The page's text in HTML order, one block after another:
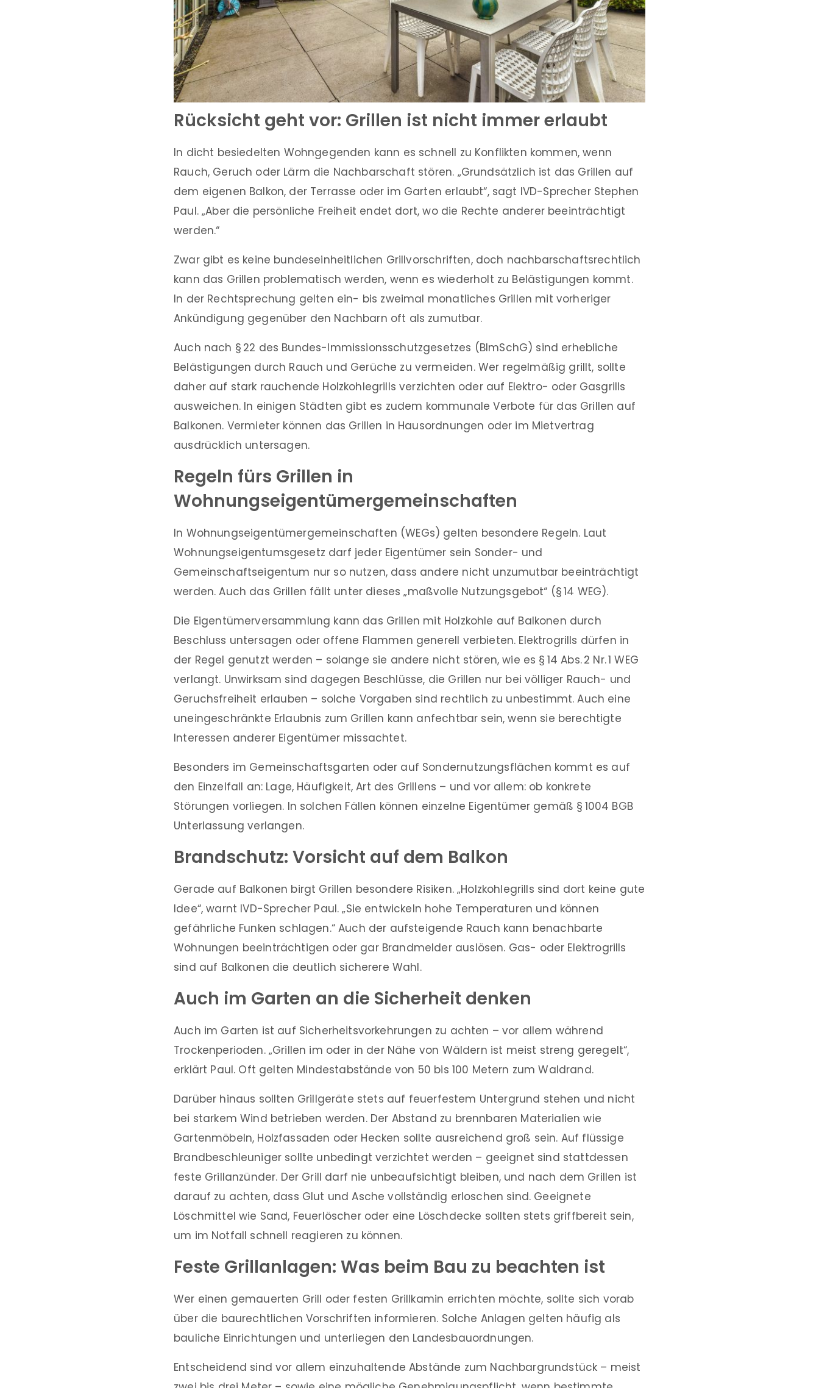
Rücksicht geht vor: Grillen ist nicht immer erlaubt
In dicht besiedelten Wohngegenden kann es schnell zu Konflikten kommen, wenn
Rauch, Geruch oder Lärm die Nachbarschaft stören. „Grundsätzlich ist das Grillen auf
dem eigenen Balkon, der Terrasse oder im Garten erlaubt“, sagt IVD-Sprecher Stephen
Paul. „Aber die persönliche Freiheit endet dort, wo die Rechte anderer beeinträchtigt
werden.“
Zwar gibt es keine bundeseinheitlichen Grillvorschriften, doch nachbarschaftsrechtlich
kann das Grillen problematisch werden, wenn es wiederholt zu Belästigungen kommt.
In der Rechtsprechung gelten ein- bis zweimal monatliches Grillen mit vorheriger
Ankündigung gegenüber den Nachbarn oft als zumutbar.
Auch nach § 22 des Bundes-Immissionsschutzgesetzes (BImSchG) sind erhebliche
Belästigungen durch Rauch und Gerüche zu vermeiden. Wer regelmäßig grillt, sollte
daher auf stark rauchende Holzkohlegrills verzichten oder auf Elektro- oder Gasgrills
ausweichen. In einigen Städten gibt es zudem kommunale Verbote für das Grillen auf
Balkonen. Vermieter können das Grillen in Hausordnungen oder im Mietvertrag
ausdrücklich untersagen.
Regeln fürs Grillen in
Wohnungseigentümergemeinschaften
In Wohnungseigentümergemeinschaften (WEGs) gelten besondere Regeln. Laut
Wohnungseigentumsgesetz darf jeder Eigentümer sein Sonder- und
Gemeinschaftseigentum nur so nutzen, dass andere nicht unzumutbar beeinträchtigt
werden. Auch das Grillen fällt unter dieses „maßvolle Nutzungsgebot“ (§ 14 WEG).
Die Eigentümerversammlung kann das Grillen mit Holzkohle auf Balkonen durch
Beschluss untersagen oder offene Flammen generell verbieten. Elektrogrills dürfen in
der Regel genutzt werden – solange sie andere nicht stören, wie es § 14 Abs. 2 Nr. 1 WEG
verlangt. Unwirksam sind dagegen Beschlüsse, die Grillen nur bei völliger Rauch- und
Geruchsfreiheit erlauben – solche Vorgaben sind rechtlich zu unbestimmt. Auch eine
uneingeschränkte Erlaubnis zum Grillen kann anfechtbar sein, wenn sie berechtigte
Interessen anderer Eigentümer missachtet.
Besonders im Gemeinschaftsgarten oder auf Sondernutzungsflächen kommt es auf
den Einzelfall an: Lage, Häufigkeit, Art des Grillens – und vor allem: ob konkrete
Störungen vorliegen. In solchen Fällen können einzelne Eigentümer gemäß § 1004 BGB
Unterlassung verlangen.
Brandschutz: Vorsicht auf dem Balkon
Gerade auf Balkonen birgt Grillen besondere Risiken. „Holzkohlegrills sind dort keine gute
Idee“, warnt IVD-Sprecher Paul. „Sie entwickeln hohe Temperaturen und können
gefährliche Funken schlagen.“ Auch der aufsteigende Rauch kann benachbarte
Wohnungen beeinträchtigen oder gar Brandmelder auslösen. Gas- oder Elektrogrills
sind auf Balkonen die deutlich sicherere Wahl.
Auch im Garten an die Sicherheit denken
Auch im Garten ist auf Sicherheitsvorkehrungen zu achten – vor allem während
Trockenperioden. „Grillen im oder in der Nähe von Wäldern ist meist streng geregelt“,
erklärt Paul. Oft gelten Mindestabstände von 50 bis 100 Metern zum Waldrand.
Darüber hinaus sollten Grillgeräte stets auf feuerfestem Untergrund stehen und nicht
bei starkem Wind betrieben werden. Der Abstand zu brennbaren Materialien wie
Gartenmöbeln, Holzfassaden oder Hecken sollte ausreichend groß sein. Auf flüssige
Brandbeschleuniger sollte unbedingt verzichtet werden – geeignet sind stattdessen
feste Grillanzünder. Der Grill darf nie unbeaufsichtigt bleiben, und nach dem Grillen ist
darauf zu achten, dass Glut und Asche vollständig erloschen sind. Geeignete
Löschmittel wie Sand, Feuerlöscher oder eine Löschdecke sollten stets griffbereit sein,
um im Notfall schnell reagieren zu können.
Feste Grillanlagen: Was beim Bau zu beachten ist
Wer einen gemauerten Grill oder festen Grillkamin errichten möchte, sollte sich vorab
über die baurechtlichen Vorschriften informieren. Solche Anlagen gelten häufig als
bauliche Einrichtungen und unterliegen den Landesbauordnungen.
Entscheidend sind vor allem einzuhaltende Abstände zum Nachbargrundstück – meist